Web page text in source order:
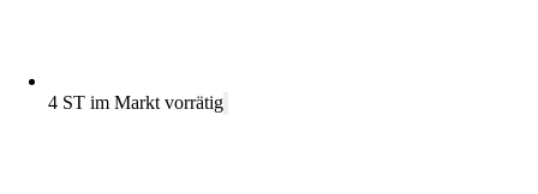
4 ST im Markt vorrätig